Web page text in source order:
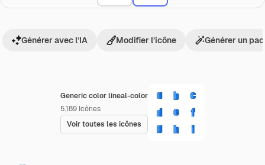
Generic color lineal-color
5,189 Icônes
Voir toutes les icônes
Générer avec l’IA Modifier l’icône Générer un